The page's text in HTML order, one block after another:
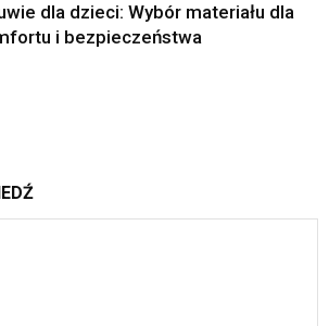
dla dzieci: Wybór materiału dla
i bezpieczeństwa